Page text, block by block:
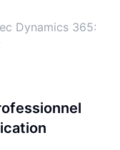
Dynamics 365: